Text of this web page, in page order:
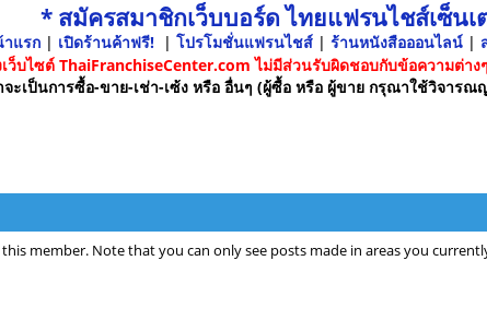
* สมัครสมาชิกเว็บบอร์ด ไทยแฟรนไชส์เซ็นเ
แรก| เปิดร้านค้าฟรี! | โปรโมชั่นแฟรนไชส์ | ร้านหนังสือออนไลน์ |
ว็บไซต์ ThaiFranchiseCenter.com ไม่มีส่วนรับผิดชอบกับข้อความต่าง
จะเป็นการซื้อ-ขาย-เช่า-เซ้ง หรือ อื่นๆ (ผู้ซื้อ หรือ ผู้ขาย กรุณาใช้วิจาร
member. Note that you can only see posts made in areas you